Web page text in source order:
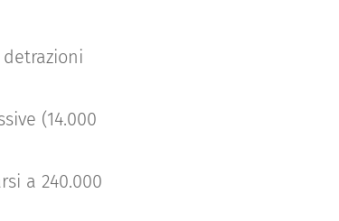
(14.000
a 240.000